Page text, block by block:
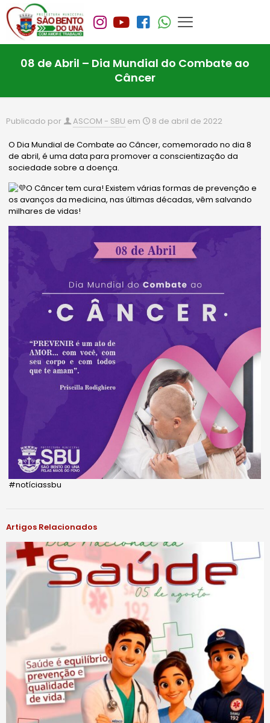
08 de Abril – Dia Mundial do Combate ao
Câncer
Publicado por ASCOM - SBU em 8 de abril de 2022
O Dia Mundial de Combate ao Câncer, comemorado no dia 8
de abril, é uma data para promover a conscientização da
sociedade sobre a doença.
O Câncer tem cura! Existem várias formas de prevenção e
os avanços da medicina, nas últimas décadas, vêm salvando
milhares de vidas!
#notíciassbu
Artigos Relacionados